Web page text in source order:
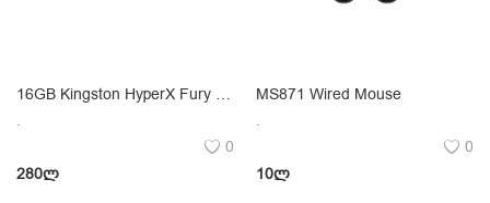
16GB Kingston HyperX Fury DDR4 3200MHz
.
0
280ლ
MS871 Wired Mouse
.
0
10ლ